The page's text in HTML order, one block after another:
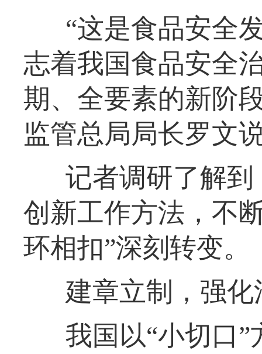
“这是食品安全
志着我国食品安全
期、全要素的新阶
监管总局局长罗文
记者调研了解
创新工作方法，不
环相扣”深刻转变。
建章立制，强
我国以“小切口